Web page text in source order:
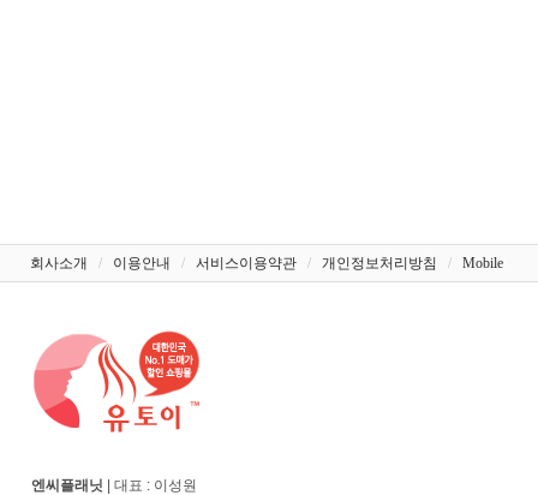
회사소개 / 이용안내 / 서비스이용약관 / 개인정보처리방침 / Mobile
엔씨플래닛 | 대표 : 이성원